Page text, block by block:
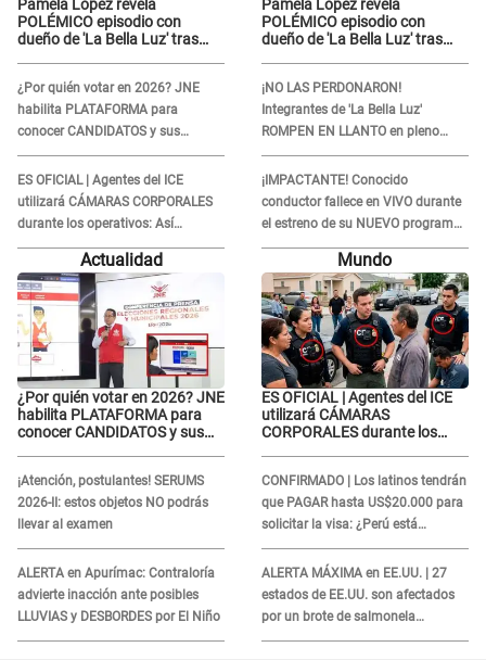
Pamela López revela
POLÉMICO episodio con
dueño de 'La Bella Luz' tras
¿Por quién votar en 2026? JNE
habilita PLATAFORMA para
conocer CANDIDATOS y sus
propuestas
ES OFICIAL | Agentes del ICE
utilizará CÁMARAS CORPORALES
durante los operativos: Así
afectará a inmigrantes
Pamela López revela
POLÉMICO episodio con
dueño de 'La Bella Luz' tras
¡NO LAS PERDONARON!
Integrantes de 'La Bella Luz'
ROMPEN EN LLANTO en pleno
concierto y reciben FUERTES
CRÍTICAS: “La víctima ...”
¡IMPACTANTE! Conocido
conductor fallece en VIVO durante
el estreno de su NUEVO programa:
así fueron sus últimos segundos al
Actualidad
¿Por quién votar en 2026? JNE
habilita PLATAFORMA para
conocer CANDIDATOS y sus
¡Atención, postulantes! SERUMS
2026-II: estos objetos NO podrás
llevar al examen
ALERTA en Apurímac: Contraloría
advierte inacción ante posibles
LLUVIAS y DESBORDES por El Niño
Mundo
ES OFICIAL | Agentes del ICE
utilizará CÁMARAS
CORPORALES durante los
CONFIRMADO | Los latinos tendrán
que PAGAR hasta US$20.000 para
solicitar la visa: ¿Perú está
incluido?
ALERTA MÁXIMA en EE.UU. | 27
estados de EE.UU. son afectados
por un brote de salmonela
relacionado a un producto MUY